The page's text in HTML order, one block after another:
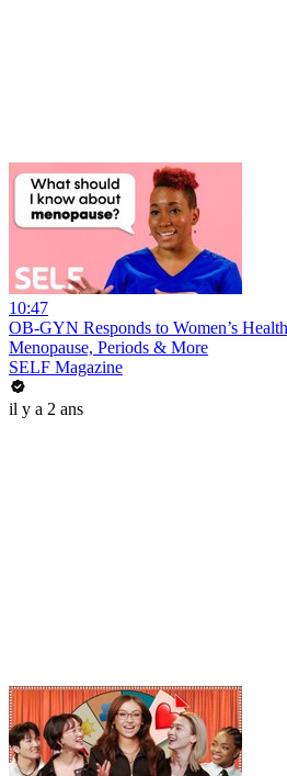
10:47
OB-GYN Responds to Women’s
Menopause, Periods & More
SELF Magazine
il y a 2 ans